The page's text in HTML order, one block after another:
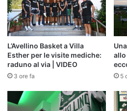
L’Avellino Basket a Villa
Esther per le visite mediche:
raduno al via | VIDEO
3 ore fa
allo
5